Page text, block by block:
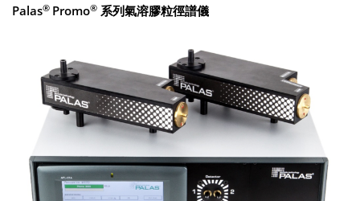
Palas® Promo® 系列氣溶膠粒徑譜儀